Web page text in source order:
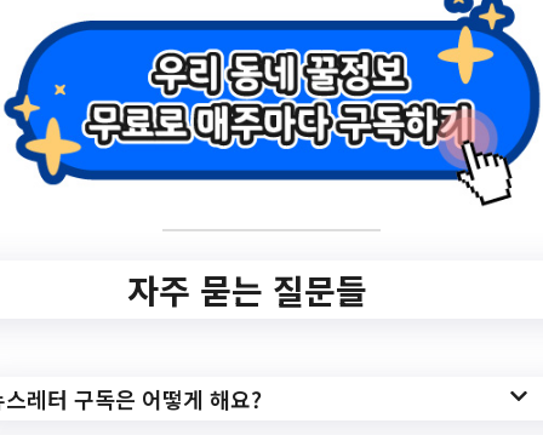
✅ 지원 소식 상세 보기 ▼
https://www.hanam.go.kr/health/selectBbs
NttView.do?
key=915&bbsNo=109&nttNo=476122&se
&pageIndex=1&integrDeptCode=
자주 묻는 질문들
스레터 구독은 어떻게 해요?